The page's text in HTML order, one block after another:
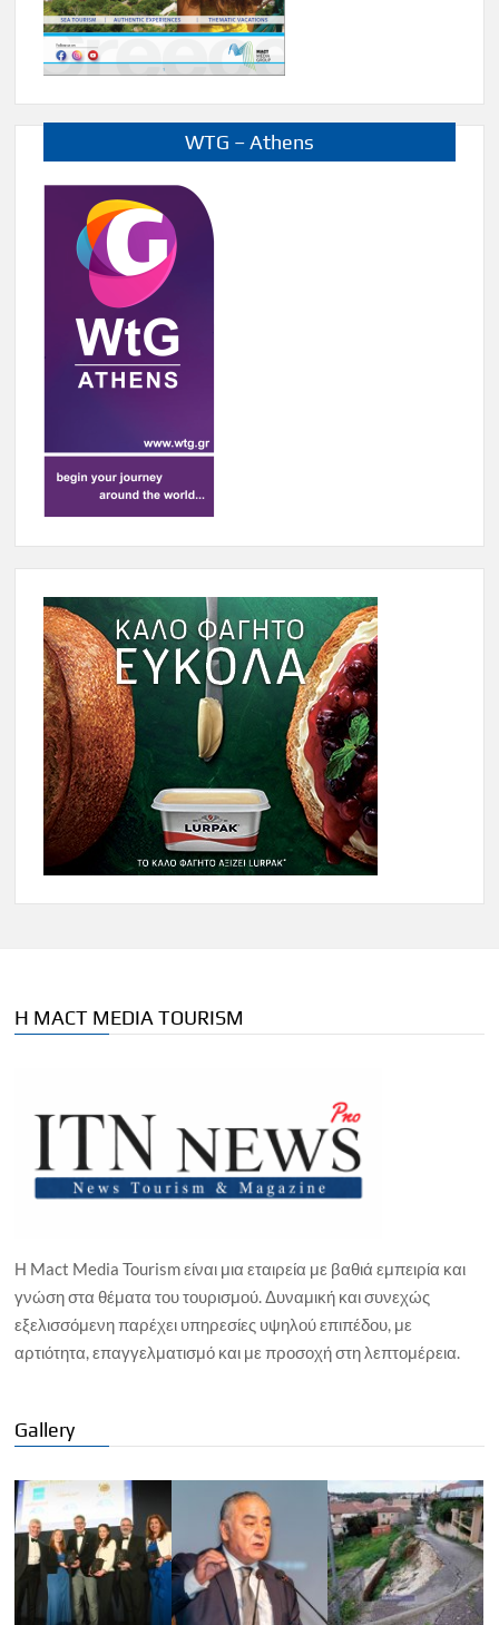
WTG – Athens
Η MACT MEDIA TOURISM
Η Mact Media Tourism είναι μια εταιρεία με βαθιά εμπειρία και
γνώση στα θέματα του τουρισμού. Δυναμική και συνεχώς
εξελισσόμενη παρέχει υπηρεσίες υψηλού επιπέδου, με
αρτιότητα, επαγγελματισμό και με προσοχή στη λεπτομέρεια.
Gallery